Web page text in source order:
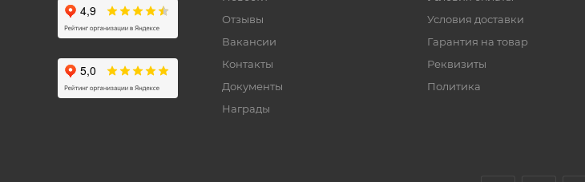
Отзывы
Вакансии
Контакты
Документы
Награды
Условия доставки
Гарантия на товар
Реквизиты
Политика